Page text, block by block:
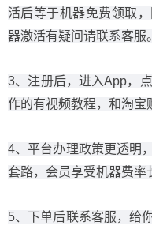
活后等于机器免费领取
器激活有疑问请联系客服。
3、注册后，进入App，
作的有视频教程，和淘宝
4、平台办理政策更透明
套路，会员享受机器费率
5、下单后联系客服，给